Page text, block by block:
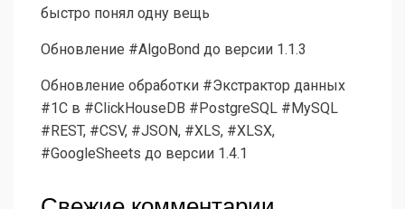
быстро понял одну вещь
Обновление #AlgoBond до версии 1.1.3
Обновление обработки #Экстрактор данных
#1С в #ClickHouseDB #PostgreSQL #MySQL
#REST, #CSV, #JSON, #XLS, #XLSX,
#GoogleSheets до версии 1.4.1